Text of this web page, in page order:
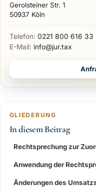
Gerolsteiner Str. 1
50937 Köln
Telefon: 0221 800 616 33
E-Mail: info@jur.tax
GLIEDERUNG
In diesem Beitrag
Rechtsprechung zur
Anwendung der
Änderungen des